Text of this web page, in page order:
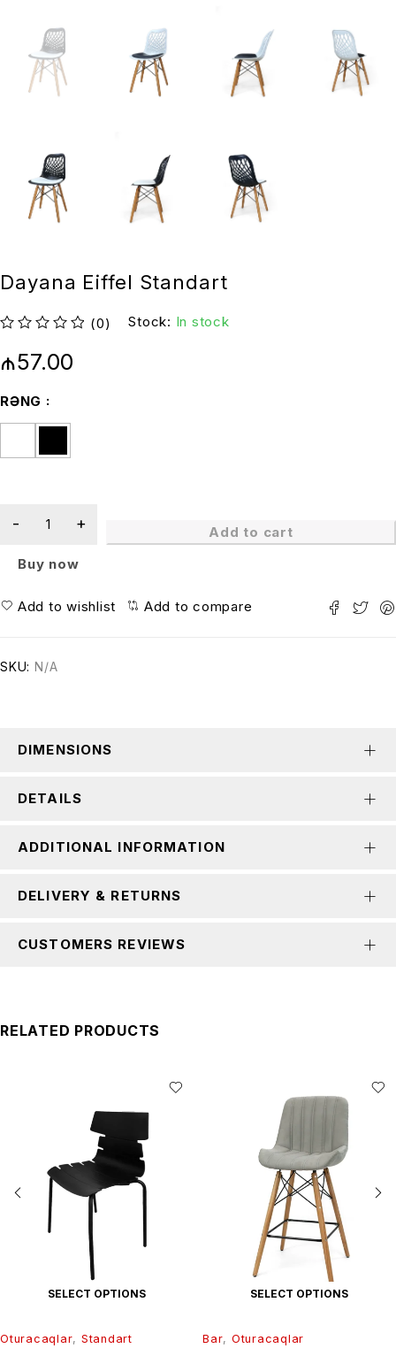
Dayana Eiffel Standart
(0) Stock: In stock
₼57.00
RƏNG
Add to cart
Buy now
Add to wishlist Add to compare
SKU: N/A
DIMENSIONS
DETAILS
ADDITIONAL INFORMATION
DELIVERY & RETURNS
CUSTOMERS REVIEWS
RELATED PRODUCTS
SELECT OPTIONS
Oturacaqlar, Standart
SELECT OPTIONS
Bar, Oturacaqlar